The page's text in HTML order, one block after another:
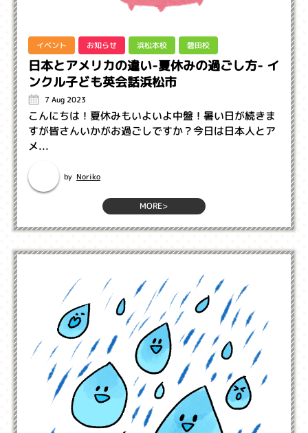
イベント お知らせ 浜松本校 磐田校
日本とアメリカの違い-夏休みの過ごし方- イ
ンクル子ども英会話浜松市
7 Aug 2023
こんにちは！夏休みもいよいよ中盤！暑い日が続きま
すが皆さんいかがお過ごしですか？今日は日本人とア
メ...
by Noriko
MORE>